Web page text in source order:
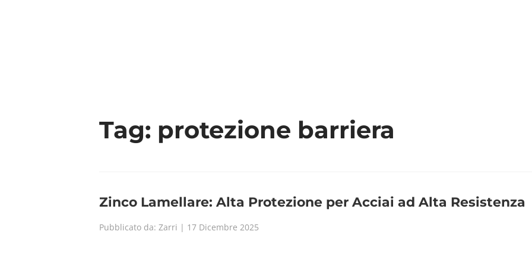
Tag: protezione barriera
Zinco Lamellare: Alta Protezione per Acciai ad Alta Resistenza
Pubblicato da: Zarri | 17 Dicembre 2025